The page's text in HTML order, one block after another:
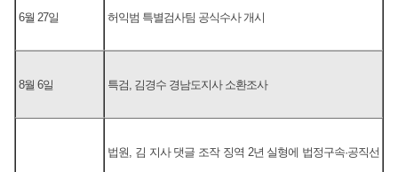
6월 27일 허익범 특별검사팀 공식수사 개시
8월 6일 특검, 김경수 경남도지사 소환조사
법원, 김 지사 댓글 조작 징역 2년 실형에 법정구속·공직선